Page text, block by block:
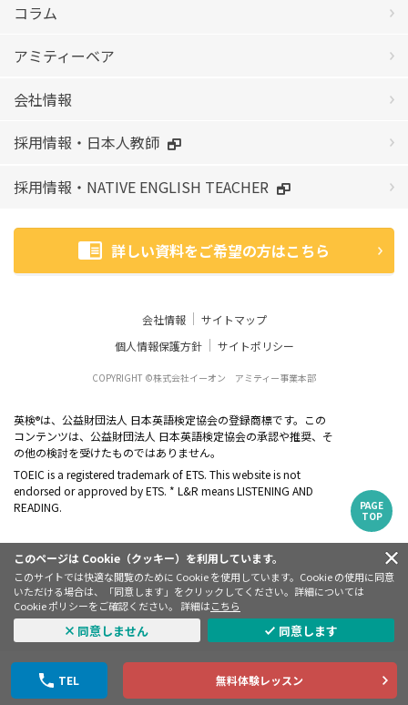
このページは Cookie（クッキー）を利用しています。
このサイトでは快適な閲覧のために Cookie を使用しています。Cookie の使用に同意
いただける場合は、「同意します」をクリックしてください。詳細については
Cookie ポリシーをご確認ください。 詳細はこちら
同意しません 同意します
TEL 無料体験レッスン
PAGE
TOP
コラム
アミティーベア
会社情報
採用情報・日本人教師
採用情報・NATIVE ENGLISH TEACHER
詳しい資料をご希望の方はこちら
会社情報
サイトマップ
個人情報保護方針
サイトポリシー
COPYRIGHT ©株式会社イーオン アミティー事業本部
英検®は、公益財団法人 日本英語検定協会の登録商標です。この
コンテンツは、公益財団法人 日本英語検定協会の承認や推奨、そ
の他の検討を受けたものではありません。
TOEIC is a registered trademark of ETS. This website is not
endorsed or approved by ETS. * L&R means LISTENING AND
READING.